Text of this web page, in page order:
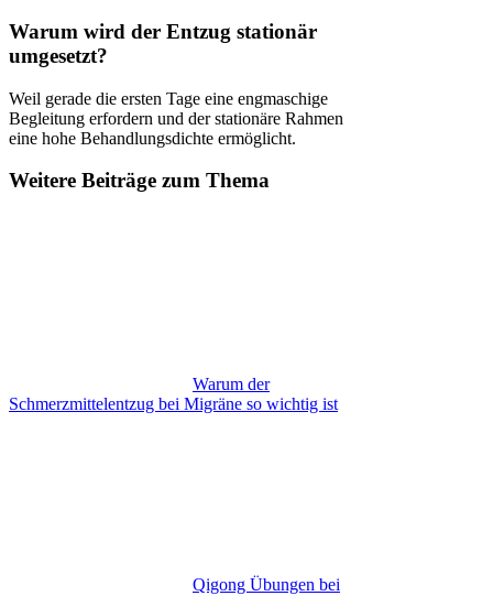
Warum wird der Entzug stationär
umgesetzt?
Weil gerade die ersten Tage eine engmaschige
Begleitung erfordern und der stationäre Rahmen
eine hohe Behandlungsdichte ermöglicht.
Weitere Beiträge zum Thema
Warum der
Schmerzmittelentzug bei Migräne so wichtig ist
Qigong Übungen bei